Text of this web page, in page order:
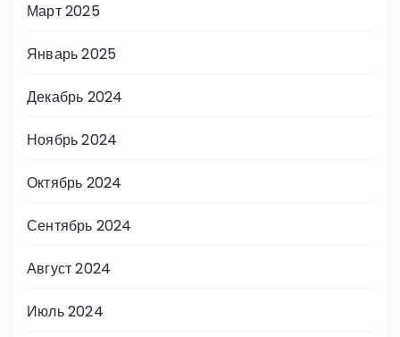
Март 2025
Январь 2025
Декабрь 2024
Ноябрь 2024
Октябрь 2024
Сентябрь 2024
Август 2024
Июль 2024